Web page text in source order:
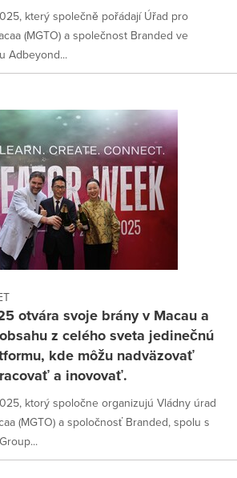
který společně pořádají Úřad pro
(MGTO) a společnost Branded ve
Adbeyond...
otvára svoje brány v Macau a
z celého sveta jedinečnú
kde môžu nadväzovať
a inovovať.
ktorý spoločne organizujú Vládny úrad
(MGTO) a spoločnosť Branded, spolu s